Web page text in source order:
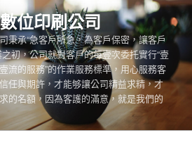
位印刷公司
秉承“急客戶所急，為客戶保密，讓客戶
初，公司就對客戶的每壹次委托實行“壹
流的服務”的作業服務標準，用心服務客
任與期許，才能够讓公司精益求精，才
的名額，因為客護的滿意，就是我們的